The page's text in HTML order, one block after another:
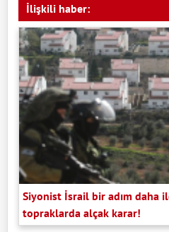
İlişkili haber:
Siyonist İsrail bir adım daha
topraklarda alçak karar!